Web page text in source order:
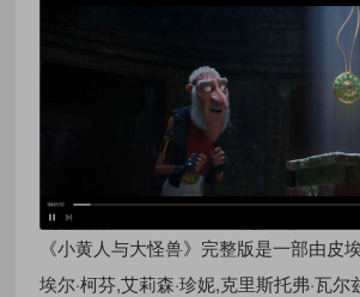
《小黄人与大怪兽》完整版是一部由皮
埃尔·柯芬,艾莉森·珍妮,克里斯托弗·瓦尔